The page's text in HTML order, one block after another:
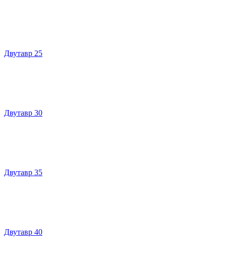
Двутавр 25
Двутавр 30
Двутавр 35
Двутавр 40